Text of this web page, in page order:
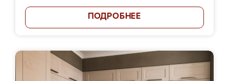
ПОДРОБНЕЕ